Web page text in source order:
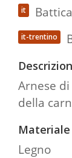
it
it-trentino
Arnese
della
Materiale
Legno